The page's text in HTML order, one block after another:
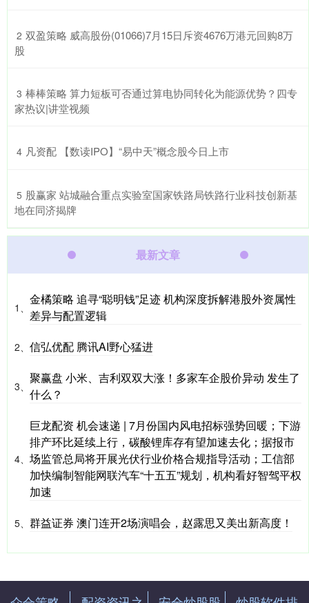
2 ​双盈策略 威高股份(01066)7月15日斥资4676万港元回购8万
股
3 ​棒棒策略 算力短板可否通过算电协同转化为能源优势？四专
家热议|讲堂视频
4 ​凡资配 【数读IPO】“易中天”概念股今日上市
5 ​股赢家 站城融合重点实验室国家铁路局铁路行业科技创新基
地在同济揭牌
最新文章
1、
金橘策略 追寻“聪明钱”足迹 机构深度拆解港股外资属性
差异与配置逻辑
2、 信弘优配 腾讯AI野心猛进
3、
聚赢盘 小米、吉利双双大涨！多家车企股价异动 发生了
什么？
4、
巨龙配资 机会速递 | 7月份国内风电招标强势回暖；下游
排产环比延续上行，碳酸锂库存有望加速去化；据报市
场监管总局将开展光伏行业价格合规指导活动；工信部
加快编制智能网联汽车“十五五”规划，机构看好智驾平权
加速
5、 群益证券 澳门连开2场演唱会，赵露思又美出新高度！